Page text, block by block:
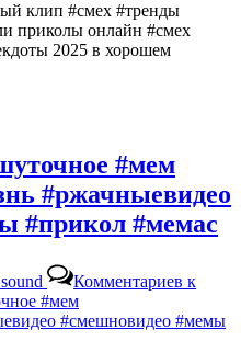
клип #смех #тренды
приколы онлайн #смех
2025 в хорошем
#мем
#ржачныевидео
#прикол #мемас
sound Комментариев к
#мем
#смешновидео #мемы